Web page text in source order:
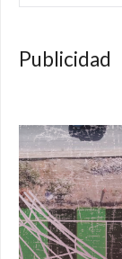
Publicidad